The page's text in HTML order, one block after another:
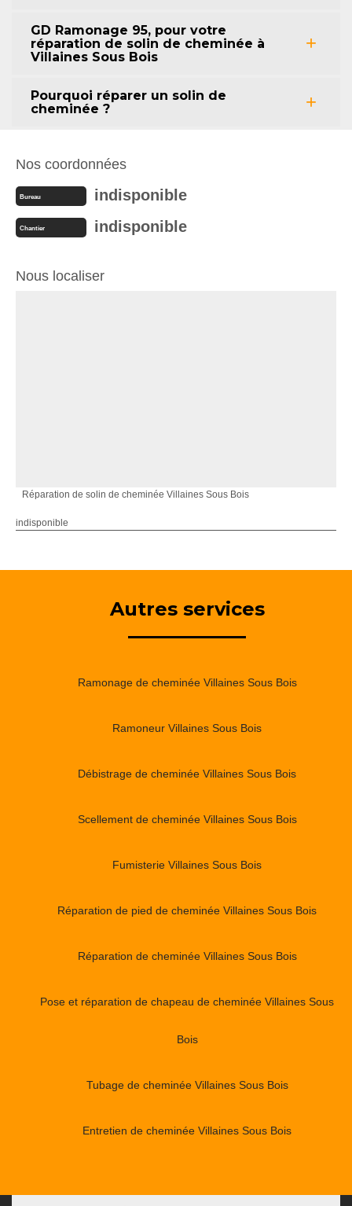
GD Ramonage 95, pour votre
réparation de solin de cheminée à
Villaines Sous Bois
Pourquoi réparer un solin de
cheminée ?
Nos coordonnées
Bureau indisponible
Chantier indisponible
Nous localiser
Réparation de solin de cheminée Villaines Sous Bois
indisponible
Autres services
Ramonage de cheminée Villaines Sous Bois
Ramoneur Villaines Sous Bois
Débistrage de cheminée Villaines Sous Bois
Scellement de cheminée Villaines Sous Bois
Fumisterie Villaines Sous Bois
Réparation de pied de cheminée Villaines Sous Bois
Réparation de cheminée Villaines Sous Bois
Pose et réparation de chapeau de cheminée Villaines Sous
Bois
Tubage de cheminée Villaines Sous Bois
Entretien de cheminée Villaines Sous Bois